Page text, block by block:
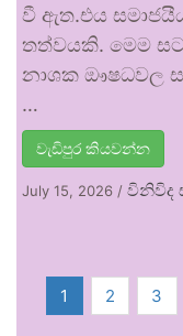
වී ඇත.එය
තත්වයකි. මෙම
නාශක ඖෂධවල
…
වැඩිපුර කියවන්න
July 15, 2026 / විනිවිද
1 2 3